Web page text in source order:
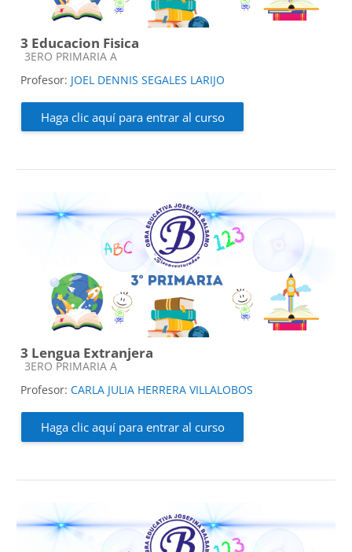
3 Educacion Fisica
Categoría de cursos
3ERO PRIMARIA A
Profesor: JOEL DENNIS SEGALES LARIJO
Haga clic aquí para entrar al curso
3 Lengua Extranjera
Categoría de cursos
3ERO PRIMARIA A
Profesor: CARLA JULIA HERRERA VILLALOBOS
Haga clic aquí para entrar al curso